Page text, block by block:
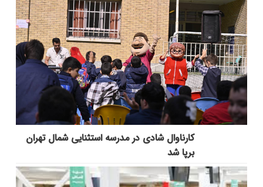
کارناوال شادی در مدرسه استثنایی شمال تهران
برپا شد